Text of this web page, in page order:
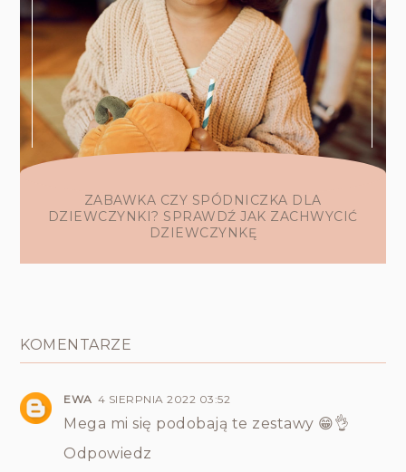
ZABAWKA CZY SPÓDNICZKA DLA
DZIEWCZYNKI? SPRAWDŹ JAK ZACHWYCIĆ
DZIEWCZYNKĘ
KOMENTARZE
EWA 4 SIERPNIA 2022 03:52
Mega mi się podobają te zestawy 😁👌
Odpowiedz